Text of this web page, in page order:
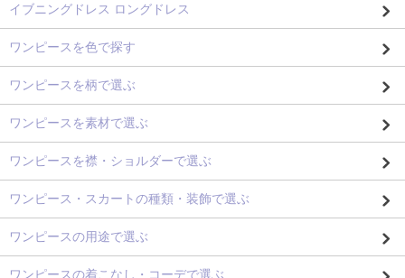
イブニングドレス ロングドレス
ワンピースを色で探す
ワンピースを柄で選ぶ
ワンピースを素材で選ぶ
ワンピースを襟・ショルダーで選ぶ
ワンピース・スカートの種類・装飾で選ぶ
ワンピースの用途で選ぶ
ワンピースの着こなし・コーデで選ぶ